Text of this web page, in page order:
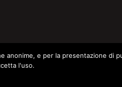
e per la presentazione di
l'uso.